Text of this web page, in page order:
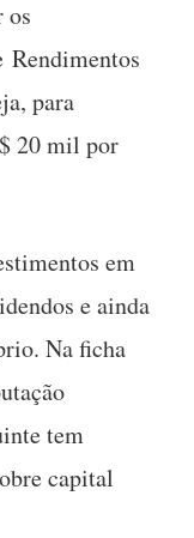
os
Rendimentos
para
20 mil por
em
e ainda
Na ficha
tem
capital